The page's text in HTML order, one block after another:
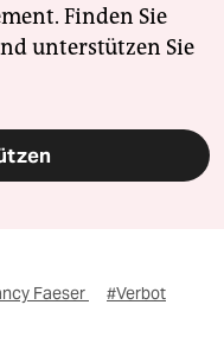
Finden Sie
unterstützen Sie
Faeser
#Verbot